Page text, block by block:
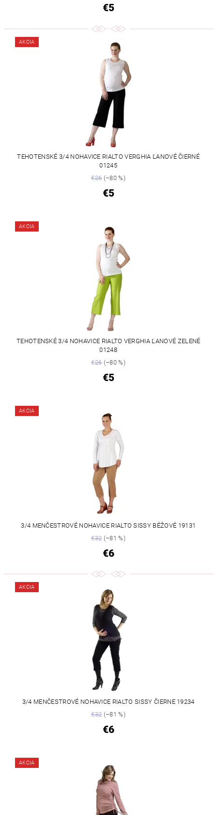
€5
AKCIA
TEHOTENSKÉ 3/4 NOHAVICE RIALTO VERGHIA ĽANOVÉ ČIERNÉ
01245
€26(–80 %)
€5
AKCIA
TEHOTENSKÉ 3/4 NOHAVICE RIALTO VERGHIA ĽANOVÉ ZELENÉ
01248
€26(–80 %)
€5
AKCIA
3/4 MENČESTROVÉ NOHAVICE RIALTO SISSY BÉŽOVÉ 19131
€32(–81 %)
€6
AKCIA
3/4 MENČESTROVÉ NOHAVICE RIALTO SISSY ČIERNE 19234
€32(–81 %)
€6
AKCIA